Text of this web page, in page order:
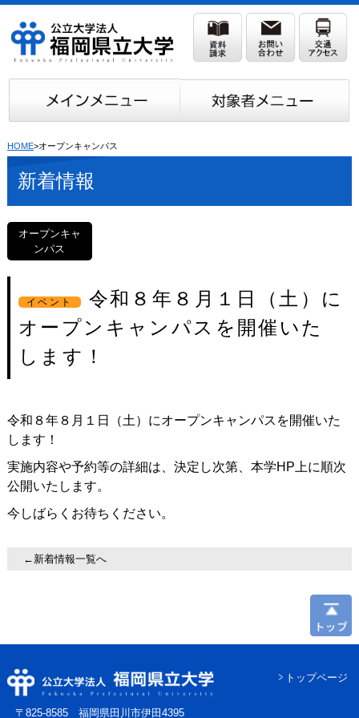
HOME>オープンキャンパス
新着情報
オープンキャ
ンパス
イベント
令和８年８月１日（土）に
オープンキャンパスを開催いた
します！
令和８年８月１日（土）にオープンキャンパスを開催いた
します！
実施内容や予約等の詳細は、決定し次第、本学HP上に順次
公開いたします。
今しばらくお待ちください。
←新着情報一覧へ
〒825-8585 福岡県田川市伊田4395
トップページ